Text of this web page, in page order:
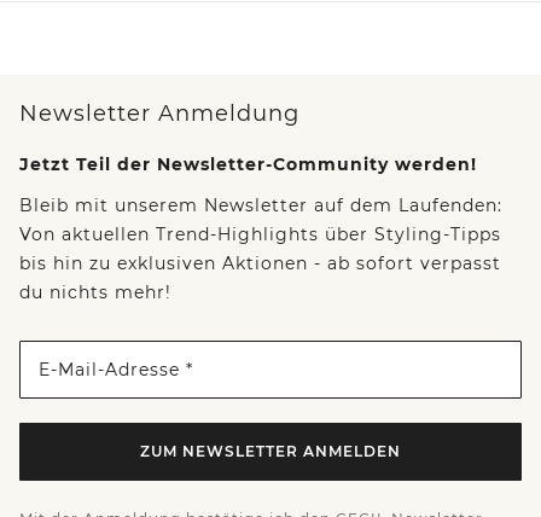
Newsletter Anmeldung
Jetzt Teil der Newsletter-Community werden!
Bleib mit unserem Newsletter auf dem Laufenden:
Von aktuellen Trend-Highlights über Styling-Tipps
bis hin zu exklusiven Aktionen - ab sofort verpasst
du nichts mehr!
E-Mail-Adresse *
ZUM NEWSLETTER ANMELDEN